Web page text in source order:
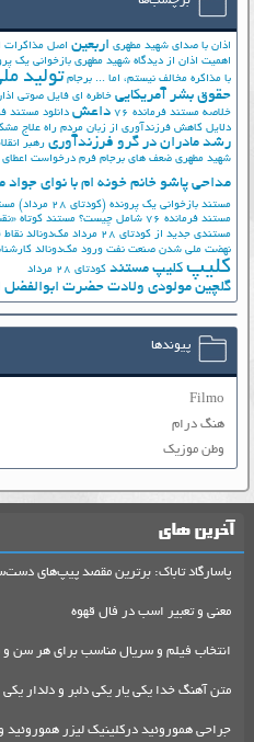
اذان با صدای شهید مطهری اربعین اصل مذاکرات
اهمیت اذان از دیدگاه شهید مطهری بازخوانی یک
با مذاکره مخالف نیستم، اما ... برجام تولید
حقوق بشر آمریکایی خاطره ای فایل صوتی
خلاصه مستند فرمانده 76
داعش دانلود مستند
دلایل کاهش فرزندآوری از زبان مردم راه علاج
رشد مادران در گرو فرزندآوری رهبر
شهید مطهری ضعف های برجام فرم درخواست اعطای
مداحی پاشو خانم خونه ام با نوای جواد
مستند بازخوانی یک پرونده (کودتای 28 مرداد)
مستند فرمانده 76 شامل چیست؟
مستند کوتاه
مستندی جدید از کودتای 28 مرداد
مک‌دونالد
نهضت ملي شدن صنعت نفت ورود مک‌دونالد
کلیپ کلیپ مستند کودتای 28 مرداد
گلچین مولودی ولادت حضرت ابوالفضل
پیوندها
Filmo
هنگ درام
وطن موزیک
آخرین های
پاسارگاد تاباک: برترین مقصد پیپ‌های
معنی و تعبیر اسب در فال قهوه
انتخاب فیلم و سریال مناسب برای هر سن و
متن آهنگ خدا یکی یار یکی دلبر و دلدار یکی
جراحی هموروئید درکلینیک لیزر هموروئید